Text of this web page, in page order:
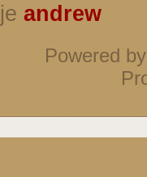
andrew
Powered by